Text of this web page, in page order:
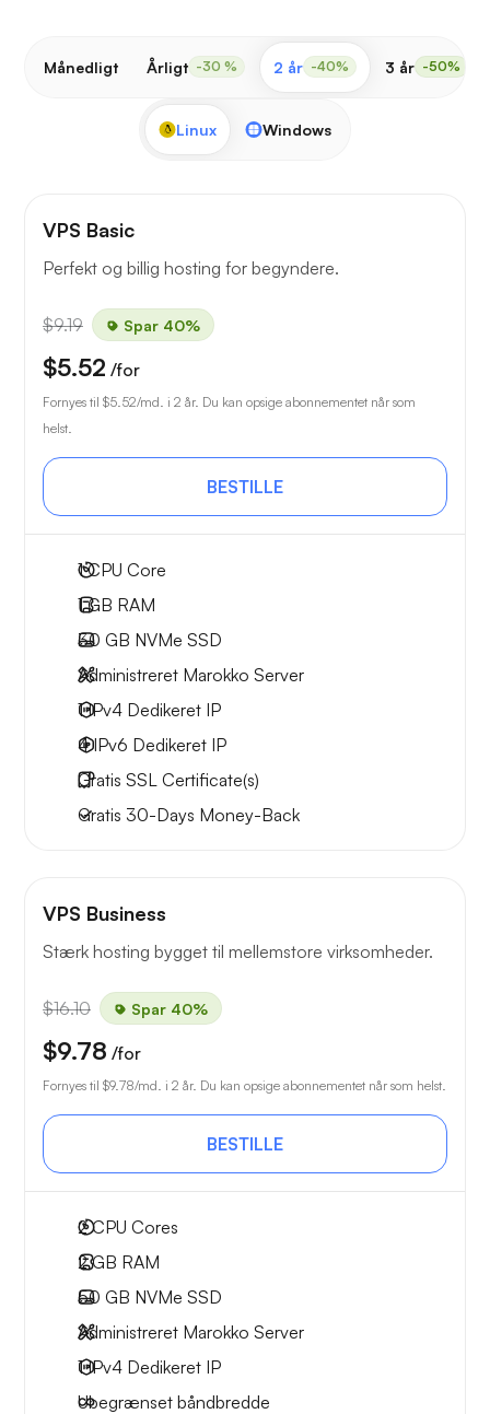
Månedligt Årligt -30 % 2 år -40% 3 år -50%
Linux Windows
VPS Basic
Perfekt og billig hosting for begyndere.
$9.19 Spar 40%
$5.52 /for
Fornyes til $5.52/md. i 2 år. Du kan opsige abonnementet når som
helst.
BESTILLE
1CPU Core
1 GB RAM
30 GB NVMe SSD
Administreret Marokko Server
1 IPv4 Dedikeret IP
4 IPv6 Dedikeret IP
Gratis SSL Certificate(s)
Gratis 30-Days Money-Back
VPS Business
Stærk hosting bygget til mellemstore virksomheder.
$16.10 Spar 40%
$9.78 /for
Fornyes til $9.78/md. i 2 år. Du kan opsige abonnementet når som helst.
BESTILLE
2CPU Cores
2 GB RAM
50 GB NVMe SSD
Administreret Marokko Server
1 IPv4 Dedikeret IP
Ubegrænset båndbredde